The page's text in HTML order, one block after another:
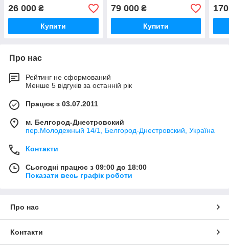
26 000 ₴
Купити
79 000₴
Купити
Про нас
Рейтинг не сформований
Менше 5 відгуків за останній рік
Працює з 03.07.2011
м. Белгород-Днестровский
пер.Молодежный 14/1, Белгород-Днестровский, Україна
Контакти
Сьогодні працює з 09:00 до 18:00
Показати весь графік роботи
Про нас
Контакти